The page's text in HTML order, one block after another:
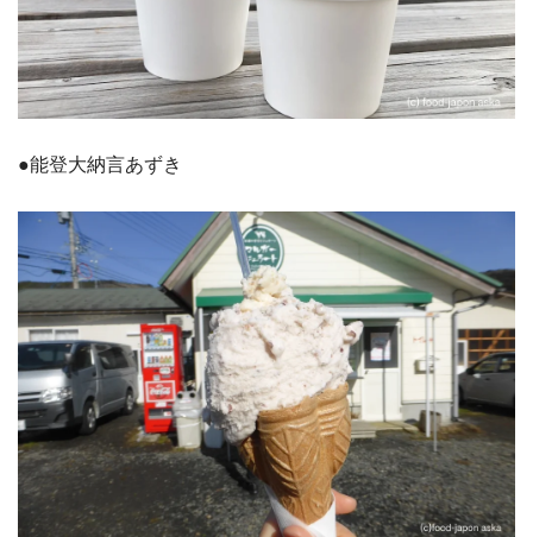
●能登大納言あずき